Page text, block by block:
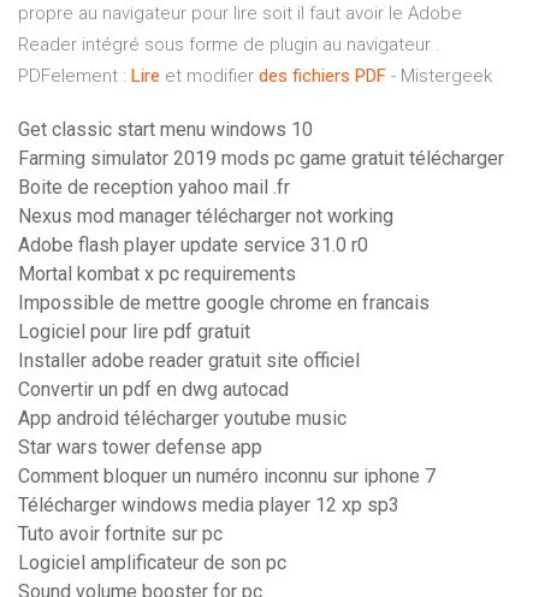
propre au navigateur pour lire soit il faut avoir le Adobe
Reader intégré sous forme de plugin au navigateur .
PDFelement : Lire et modifier des fichiers PDF - Mistergeek
Get classic start menu windows 10
Farming simulator 2019 mods pc game gratuit télécharger
Boite de reception yahoo mail .fr
Nexus mod manager télécharger not working
Adobe flash player update service 31.0 r0
Mortal kombat x pc requirements
Impossible de mettre google chrome en francais
Logiciel pour lire pdf gratuit
Installer adobe reader gratuit site officiel
Convertir un pdf en dwg autocad
App android télécharger youtube music
Star wars tower defense app
Comment bloquer un numéro inconnu sur iphone 7
Télécharger windows media player 12 xp sp3
Tuto avoir fortnite sur pc
Logiciel amplificateur de son pc
Sound volume booster for pc